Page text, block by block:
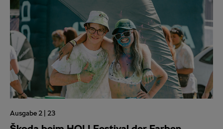
Ausgabe 2 | 23